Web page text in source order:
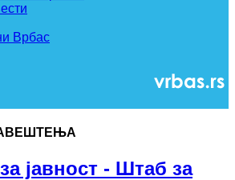
Врбас
јавност - Штаб за